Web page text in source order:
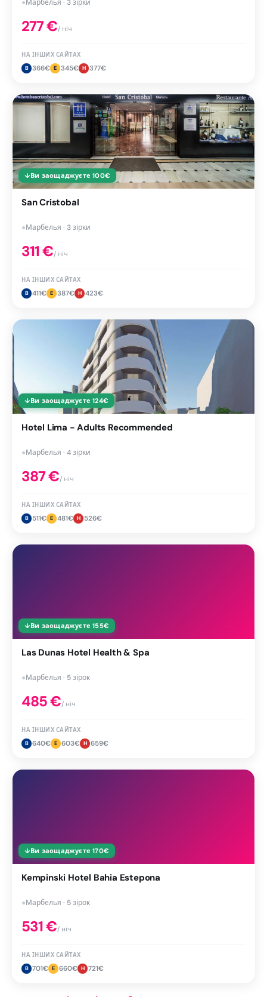
●Марбелья · 3 зірки
277€/ ніч
НА ІНШИХ САЙТАХ
B 366€ E 345€ H 377€
↓Ви заощаджуєте 100€
San Cristobal
●Марбелья · 3 зірки
311€/ ніч
НА ІНШИХ САЙТАХ
B 411€ E 387€ H 423€
↓Ви заощаджуєте 124€
Hotel Lima - Adults Recommended
●Марбелья · 4 зірки
387€/ ніч
НА ІНШИХ САЙТАХ
B
511€ E 481€ H 526€
↓Ви заощаджуєте 155€
Las Dunas Hotel Health & Spa
●Марбелья · 5 зірок
485€/ ніч
НА ІНШИХ САЙТАХ
B 640€ E 603€ H 659€
↓Ви заощаджуєте 170€
Kempinski Hotel Bahia Estepona
●Марбелья · 5 зірок
531€/ ніч
НА ІНШИХ САЙТАХ
B 701€ E 660€ H 721€